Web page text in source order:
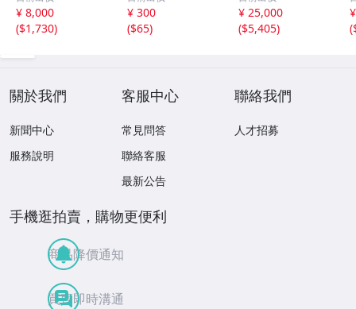
バイメタル NGC
MS69PL プルーフ
ライク 初期発行
¥ 8,000
($1,730)
国コイン 古銭 コ
レクション
¥ 300
($65)
銭 銀貨 アンティ
ーク
¥ 25,000
($5,405)
(
關於我們
新聞中心
服務說明
客服中心
常見問答
聯絡客服
最新公告
聯絡我們
人才招募
手機逛拍賣，購物更便利
商品降價通知
買賣即時溝通